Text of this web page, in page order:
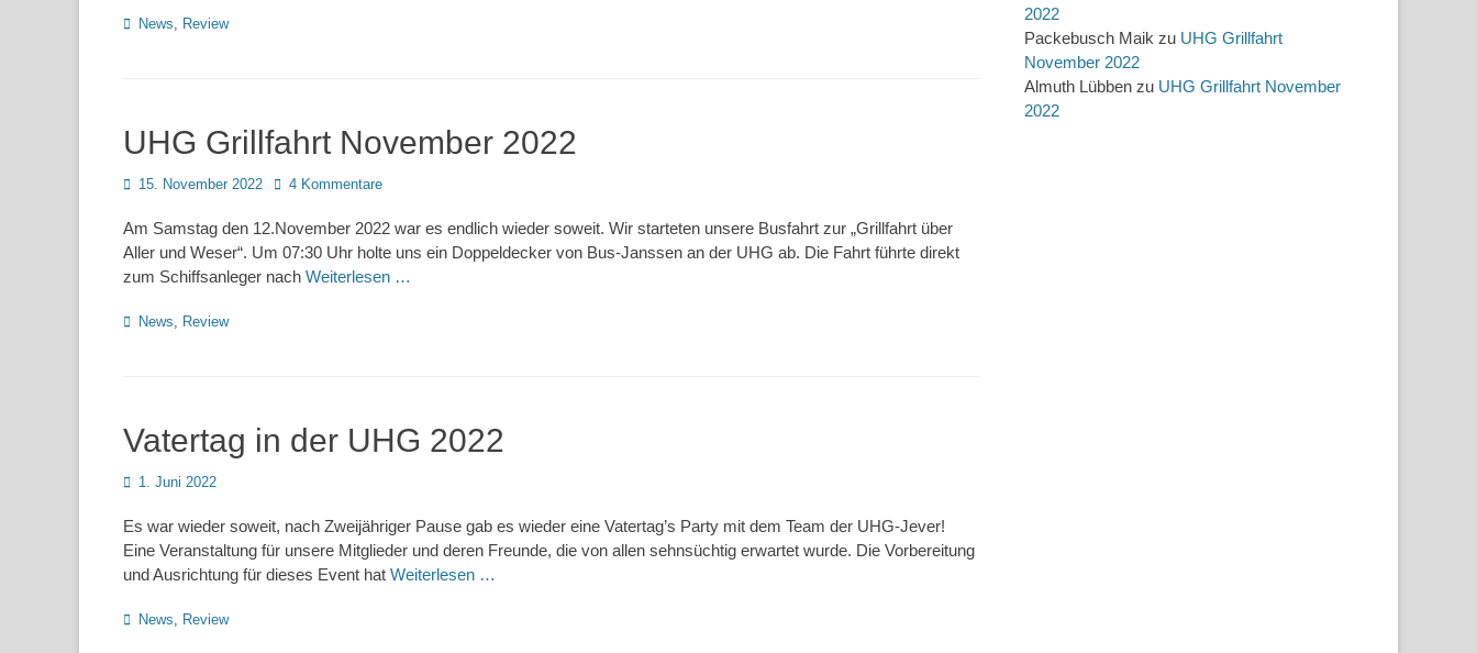
Kategorien
News, Review
UHG Grillfahrt November 2022
Posted
15. November 2022 4 Kommentare
Am Samstag den 12.November 2022 war es endlich wieder soweit. Wir starteten unsere Busfahrt zur „Grillfahrt über
Aller und Weser“. Um 07:30 Uhr holte uns ein Doppeldecker von Bus-Janssen an der UHG ab. Die Fahrt führte direkt
zum Schiffsanleger nach Weiterlesen …
Kategorien
News, Review
Vatertag in der UHG 2022
Posted
1. Juni 2022
Es war wieder soweit, nach Zweijähriger Pause gab es wieder eine Vatertag’s Party mit dem Team der UHG-Jever!
Eine Veranstaltung für unsere Mitglieder und deren Freunde, die von allen sehnsüchtig erwartet wurde. Die Vorbereitung
und Ausrichtung für dieses Event hat Weiterlesen …
Kategorien
News, Review
2022
Packebusch Maik zu UHG Grillfahrt
November 2022
Almuth Lübben zu UHG Grillfahrt November
2022